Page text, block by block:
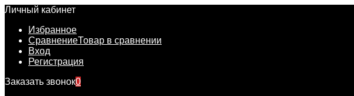
Личный кабинет
Избранное
СравнениеТовар в сравнении
Вход
Регистрация
Заказать звонок0